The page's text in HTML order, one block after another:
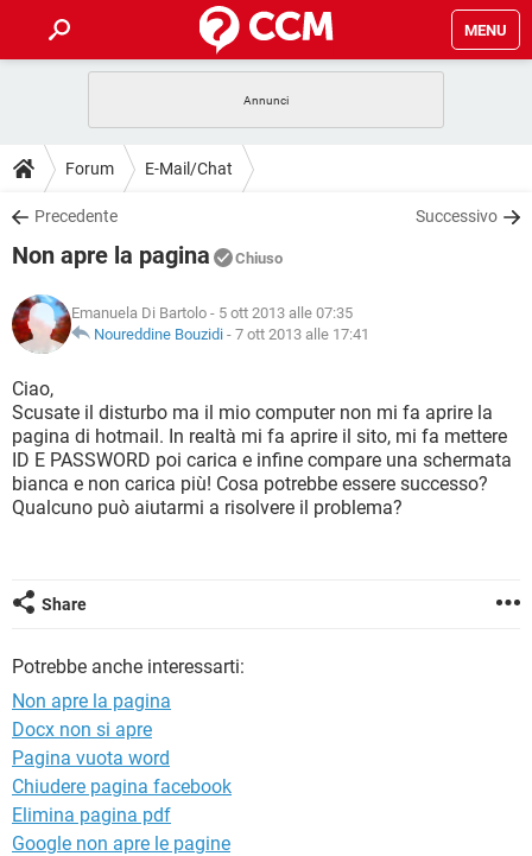
MENU
INTRATTENIMENTO
iOS
INSTAGRAM
TIKTOK
HARDWARE
GUIDE
COVID-19
INSTAGRAM WHATSAPP
TIKTOK
HARDWARE
DOWNLOAD
COVID-19
INTRATTENIMENTO
iOS WINDOWS 10
INSTAGRAM
TIKTOK FACEBOOK
HARDWARE
COVID-19 GAMING
INTRATTENIMENTO
iOS
INSTAGRAM WHATSAPP
TIKTOK FACEBOOK
HARDWARE
GLOSSARIO
COVID-19
INTRATTENIMENTO ANDROID
iOS WINDOWS 10
INSTAGRAM WHATSAPP
Forum E-Mail/Chat
Precedente Successivo
Non apre la pagina Chiuso
Emanuela Di Bartolo - 5 ott 2013 alle 07:35
Noureddine Bouzidi - 7 ott 2013 alle 17:41
Ciao,
Scusate il disturbo ma il mio computer non mi fa aprire la
pagina di hotmail. In realtà mi fa aprire il sito, mi fa mettere
ID E PASSWORD poi carica e infine compare una schermata
bianca e non carica più! Cosa potrebbe essere successo?
Qualcuno può aiutarmi a risolvere il problema?
Share
Potrebbe anche interessarti:
Non apre la pagina
Docx non si apre
Pagina vuota word
Chiudere pagina facebook
Elimina pagina pdf
Google non apre le pagine